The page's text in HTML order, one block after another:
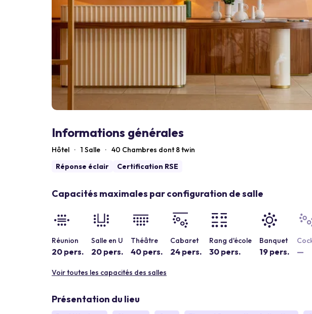
Informations générales
Hôtel · 1 Salle · 40 Chambres dont 8 twin
Réponse éclair
Certification RSE
Capacités maximales par configuration de salle
Réunion
20 pers.
Salle en U
20 pers.
Théâtre
40 pers.
Cabaret
24 pers.
Rang d'école
30 pers.
Banquet
19 pers. —
Voir toutes les capacités des salles
Présentation du lieu